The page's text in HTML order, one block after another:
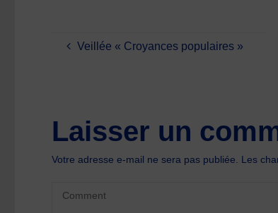
Veillée « Croyances populaires »
Laisser un
Votre adresse e-mail ne sera pas publiée. Les